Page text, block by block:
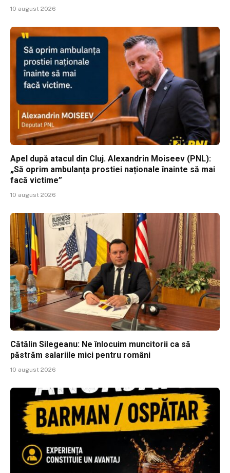
10 august 2026
Apel după atacul din Cluj. Alexandrin Moiseev (PNL):
„Să oprim ambulanța prostiei naționale înainte să mai
facă victime”
10 august 2026
Cătălin Silegeanu: Ne înlocuim muncitorii ca să
păstrăm salariile mici pentru români
10 august 2026